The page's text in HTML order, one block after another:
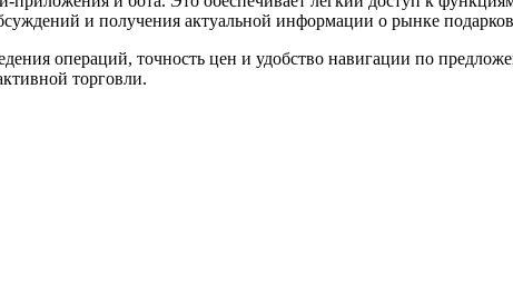
и получения актуальной информации о рынке
операций, точность цен и удобство навигации по
торговли.